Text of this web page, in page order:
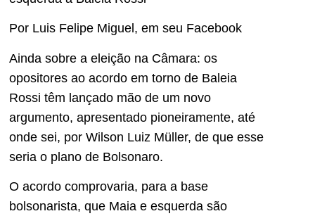
Por Luis Felipe Miguel, em seu Facebook
Ainda sobre a eleição na Câmara: os
opositores ao acordo em torno de Baleia
Rossi têm lançado mão de um novo
argumento, apresentado pioneiramente, até
onde sei, por Wilson Luiz Müller, de que esse
seria o plano de Bolsonaro.
O acordo comprovaria, para a base
bolsonarista, que Maia e esquerda são